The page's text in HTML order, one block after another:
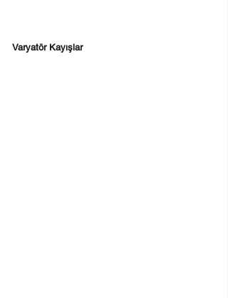
Varyatör Kayışlar